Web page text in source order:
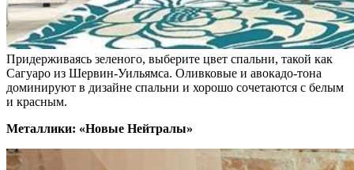
Придерживаясь зеленого, выберите цвет спальни, такой как
Сагуаро из Шервин-Уильямса. Оливковые и авокадо-тона
доминируют в дизайне спальни и хорошо сочетаются с белым
и красным.
Металлики: «Новые Нейтралы»